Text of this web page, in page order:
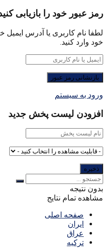
رمز عبور خود را بازیابی
لطفا نام کاربری یا آدرس ایمیل
خود وارد کنید.
ورود به سیستم
افزودن لیست پخش جدید
بدون نتیجه
مشاهده تمام نتایج
صفحه اصلی
ایران
عراق
ترکیه